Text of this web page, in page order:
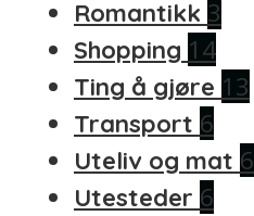
Romantikk 3
Shopping 14
Ting å gjøre 13
Transport 6
Uteliv og mat 6
Utesteder 6